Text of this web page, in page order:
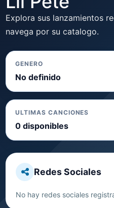
Explora sus lanzamientos
navega por su catalogo.
GENERO
No definido
ULTIMAS CANCIONES
0 disponibles
Redes Sociales
No hay redes sociales